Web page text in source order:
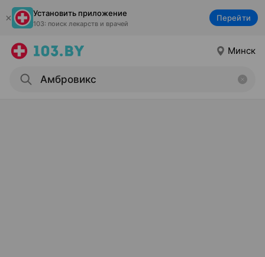
Установить приложение
103: поиск лекарств и врачей
Перейти
Минск